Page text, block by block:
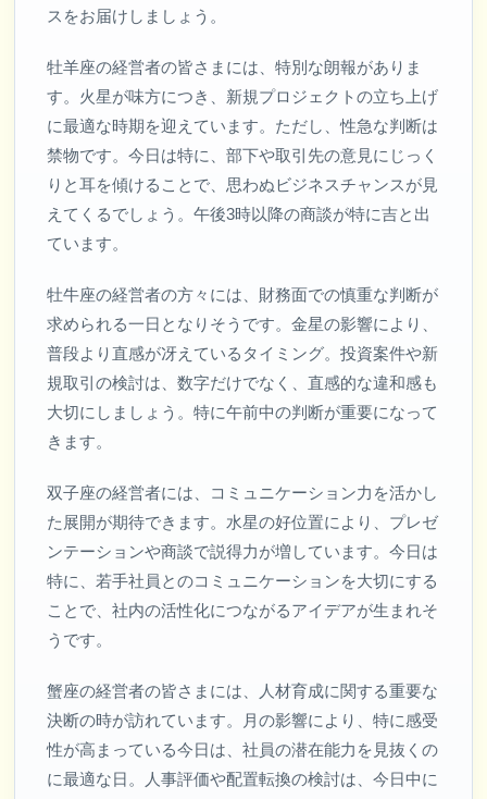
スをお届けしましょう。
牡羊座の経営者の皆さまには、特別な朗報がありま
す。火星が味方につき、新規プロジェクトの立ち上げ
に最適な時期を迎えています。ただし、性急な判断は
禁物です。今日は特に、部下や取引先の意見にじっく
りと耳を傾けることで、思わぬビジネスチャンスが見
えてくるでしょう。午後3時以降の商談が特に吉と出
ています。
牡牛座の経営者の方々には、財務面での慎重な判断が
求められる一日となりそうです。金星の影響により、
普段より直感が冴えているタイミング。投資案件や新
規取引の検討は、数字だけでなく、直感的な違和感も
大切にしましょう。特に午前中の判断が重要になって
きます。
双子座の経営者には、コミュニケーション力を活かし
た展開が期待できます。水星の好位置により、プレゼ
ンテーションや商談で説得力が増しています。今日は
特に、若手社員とのコミュニケーションを大切にする
ことで、社内の活性化につながるアイデアが生まれそ
うです。
蟹座の経営者の皆さまには、人材育成に関する重要な
決断の時が訪れています。月の影響により、特に感受
性が高まっている今日は、社員の潜在能力を見抜くの
に最適な日。人事評価や配置転換の検討は、今日中に